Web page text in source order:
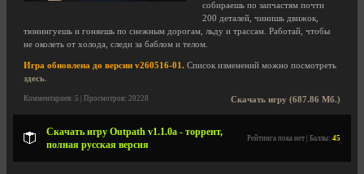
собираешь по запчастям почти
200 деталей, чинишь движок,
тюнингуешь и гоняешь по снежным дорогам, льду и трассам. Работай, чтобы
не околеть от холода, следи за баблом и телом.
Игра обновлена до версии v260516-01. Список изменений можно посмотреть
здесь
Скачать игру (687.86 Мб.)
Комментариев: 5 | Просмотров: 20228
Скачать игру Outpath v1.1.0a - торрент,
полная русская версия
Рейтинга пока нет | Баллы: 45